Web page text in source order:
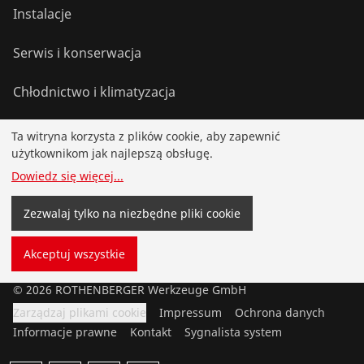
Instalacje
Serwis i konserwacja
Chłodnictwo i klimatyzacja
Narzędzia uniwersalne
Akademia ROTHENBERGER
© 2026 ROTHENBERGER Werkzeuge GmbH
Zarządzaj plikami cookie
Impressum
Ochrona danych
Informacje prawne
Kontakt Sygnalista system
Ta witryna korzysta z plików cookie, aby zapewnić
użytkownikom jak najlepszą obsługę.
Dowiedz się więcej...
Zezwalaj tylko na niezbędne pliki cookie
Akceptuj wszystkie